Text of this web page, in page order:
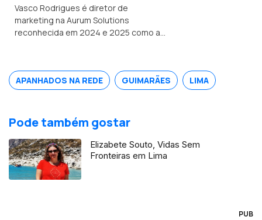
Vasco Rodrigues é diretor de
marketing na Aurum Solutions
reconhecida em 2024 e 2025 como a
Natural de Valpaços é formado em
engenharia e gestão industrial.
APANHADOS NA REDE GUIMARÃES LIMA
Pode também gostar
Elizabete Souto, Vidas Sem
Fronteiras em Lima
PUB